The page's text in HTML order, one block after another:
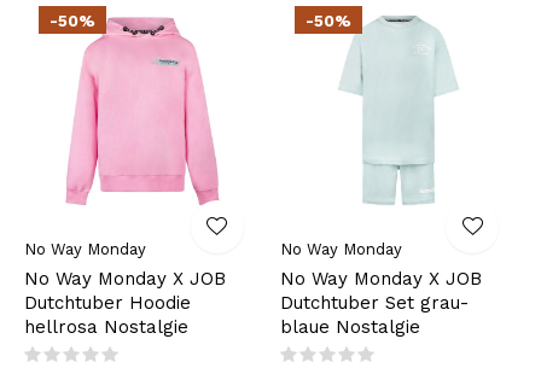
-50%
No Way Monday
No Way Monday X JOB
Dutchtuber Hoodie
hellrosa Nostalgie
-50%
No Way Monday
No Way Monday X JOB
Dutchtuber Set grau-
blaue Nostalgie